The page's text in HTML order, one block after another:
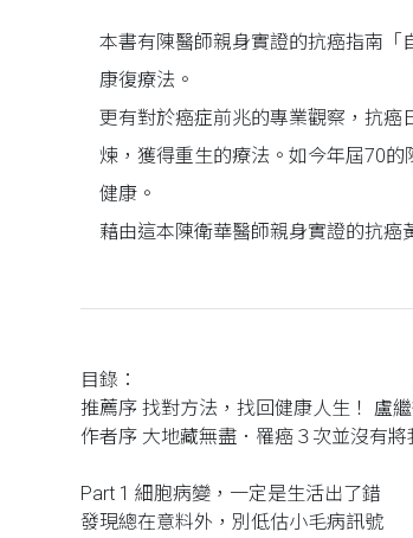
本書有陳醫師親身實證的抗癌指南「
康復療法。
更有對於癌症前兆的專業觀察，抗
煉，獲得重生的療法。如今年屆70
健康。
藉由這本陳衛華醫師親身實證的抗癌
目錄：
推薦序 找對方法，找回健康人生！ 盧
作者序 大地藏無盡．罹癌３次並沒有將
Part 1 細胞病變，一定是生活出了錯
發現總在意料外，別低估小毛病訊號